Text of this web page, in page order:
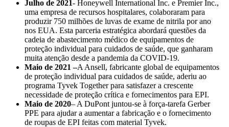
Julho de 2021- Honeywell International Inc. e Premier Inc.,
uma empresa de recursos hospitalares, colaboraram para
produzir 750 milhões de luvas de exame de nitrila por ano
nos EUA. Esta parceria estratégica abordará questões da
cadeia de abastecimento médico de equipamentos de
proteção individual para cuidados de saúde, que ganharam
muita atenção desde a pandemia da COVID-19.
Maio de 2021 –A Ansell, fabricante global de equipamentos
de proteção individual para cuidados de saúde, aderiu ao
programa Tyvek Together para satisfazer a crescente
necessidade de proteção crítica e fornecimentos para EPI.
Maio de 2020– A DuPont juntou-se à força-tarefa Gerber
PPE para ajudar a aumentar a fabricação e o fornecimento
de roupas de EPI feitas com material Tyvek.